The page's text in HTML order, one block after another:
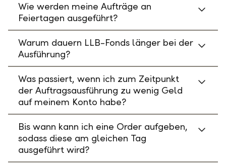
Wie werden meine Aufträge an
Feiertagen ausgeführt?
Warum dauern LLB-Fonds länger bei der
Ausführung?
Was passiert, wenn ich zum Zeitpunkt
der Auftragsausführung zu wenig Geld
auf meinem Konto habe?
Bis wann kann ich eine Order aufgeben,
sodass diese am gleichen Tag
ausgeführt wird?